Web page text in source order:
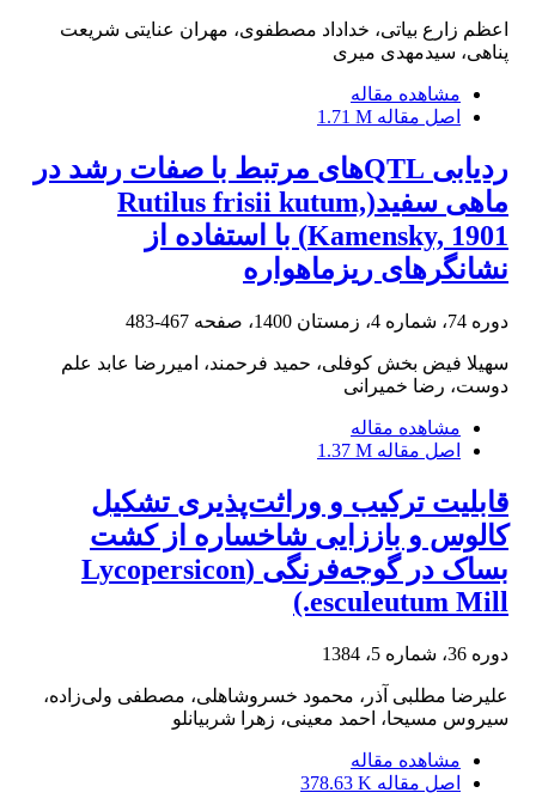
اعظم زارع بیاتی، خداداد مصطفوی، مهران عنایتی شریعت
پناهی، سیدمهدی میری
مشاهده مقاله
اصل مقاله 1.71 M
ردیابی QTLهای مرتبط با صفات رشد در
ماهی سفید(Rutilus frisii kutum,
Kamensky, 1901) با استفاده از
نشانگر‌های ریز‌ماهواره
دوره 74، شماره 4، زمستان 1400، صفحه 467-483
سهیلا فیض بخش کوفلی، حمید فرحمند، امیررضا عابد علم
دوست، رضا خمیرانی
مشاهده مقاله
اصل مقاله 1.37 M
قابلیت ترکیب و وراثت‌پذیری تشکیل
کالوس و باززایی شاخساره از کشت
بساک در گوجه‌فرنگی (Lycopersicon
esculeutum Mill.)
دوره 36، شماره 5، 1384
علیرضا مطلبی آذر، محمود خسروشاهلی، مصطفی ولی‌زاده،
سیروس مسیحا، احمد معینی، زهرا شربیانلو
مشاهده مقاله
اصل مقاله 378.63 K